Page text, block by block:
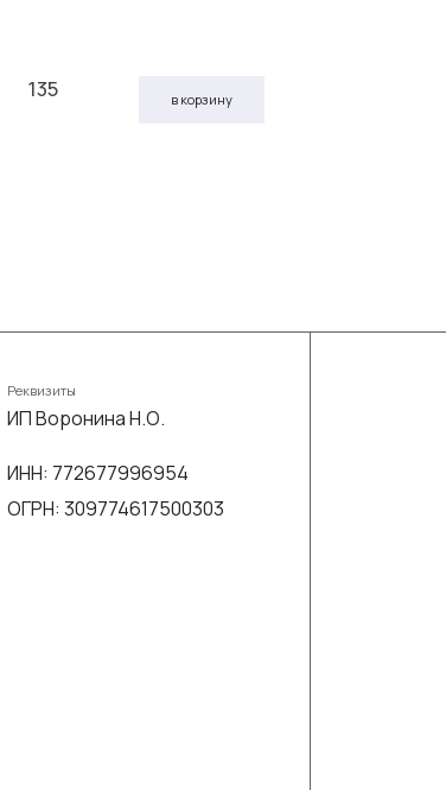
135 в корзину
Реквизиты
ИП Воронина Н.О.
ИНН: 772677996954
ОГРН: 309774617500303